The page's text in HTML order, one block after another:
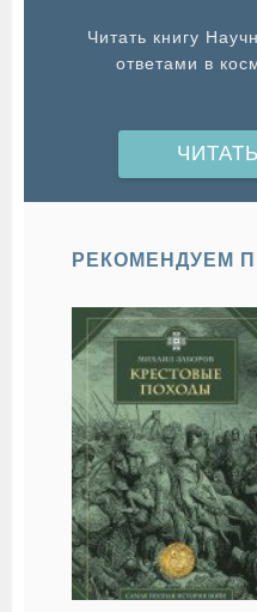
Читать книгу
ответами в
РЕКОМЕНДУЕМ